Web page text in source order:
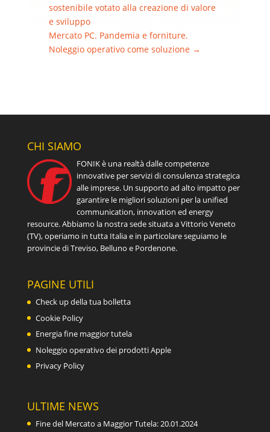
sostenibile votato alla creazione di valore
e sviluppo
Mercato PC. Pandemia e forniture.
Noleggio operativo come soluzione→
CHI SIAMO
FONIK è una realtà dalle competenze
innovative per servizi di consulenza strategica
alle imprese. Un supporto ad alto impatto per
garantire le migliori soluzioni per la unified
communication, innovation ed energy
resource. Abbiamo la nostra sede situata a Vittorio Veneto
(TV), operiamo in tutta Italia e in particolare seguiamo le
provincie di Treviso, Belluno e Pordenone.
PAGINE UTILI
Check up della tua bolletta
Cookie Policy
Energia fine maggior tutela
Noleggio operativo dei prodotti Apple
Privacy Policy
ULTIME NEWS
Fine del Mercato a Maggior Tutela: 20.01.2024